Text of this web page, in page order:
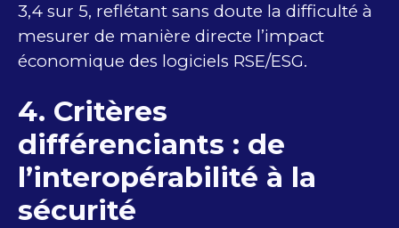
3,4 sur 5, reflétant sans doute la difficulté à
mesurer de manière directe l’impact
économique des logiciels RSE/ESG.
4. Critères
différenciants : de
l’interopérabilité à la
sécurité